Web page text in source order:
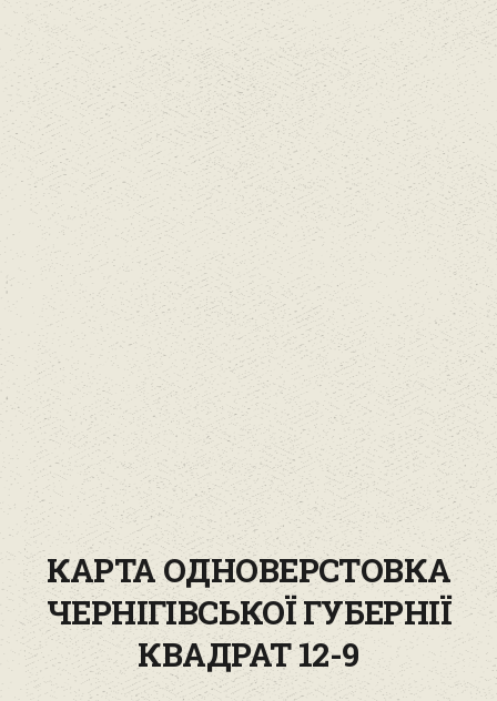
КАРТА ОДНОВЕРСТОВКА
ЧЕРНІГІВСЬКОЇ ГУБЕРНІЇ
КВАДРАТ 12-9